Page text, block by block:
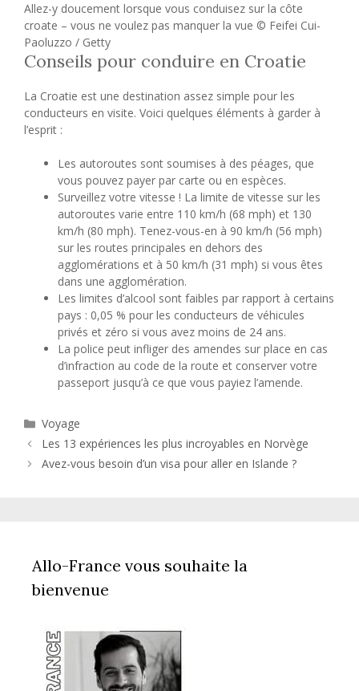
Allez-y doucement lorsque vous conduisez sur la côte
croate – vous ne voulez pas manquer la vue © Feifei Cui-
Paoluzzo / Getty
Conseils pour conduire en Croatie
La Croatie est une destination assez simple pour les
conducteurs en visite. Voici quelques éléments à garder à
l’esprit :
Les autoroutes sont soumises à des péages, que
vous pouvez payer par carte ou en espèces.
Surveillez votre vitesse ! La limite de vitesse sur les
autoroutes varie entre 110 km/h (68 mph) et 130
km/h (80 mph). Tenez-vous-en à 90 km/h (56 mph)
sur les routes principales en dehors des
agglomérations et à 50 km/h (31 mph) si vous êtes
dans une agglomération.
Les limites d’alcool sont faibles par rapport à certains
pays : 0,05 % pour les conducteurs de véhicules
privés et zéro si vous avez moins de 24 ans.
La police peut infliger des amendes sur place en cas
d’infraction au code de la route et conserver votre
passeport jusqu’à ce que vous payiez l’amende.
Catégories
Voyage
Les 13 expériences les plus incroyables en Norvège
Avez-vous besoin d’un visa pour aller en Islande ?
Allo-France vous souhaite la
bienvenue